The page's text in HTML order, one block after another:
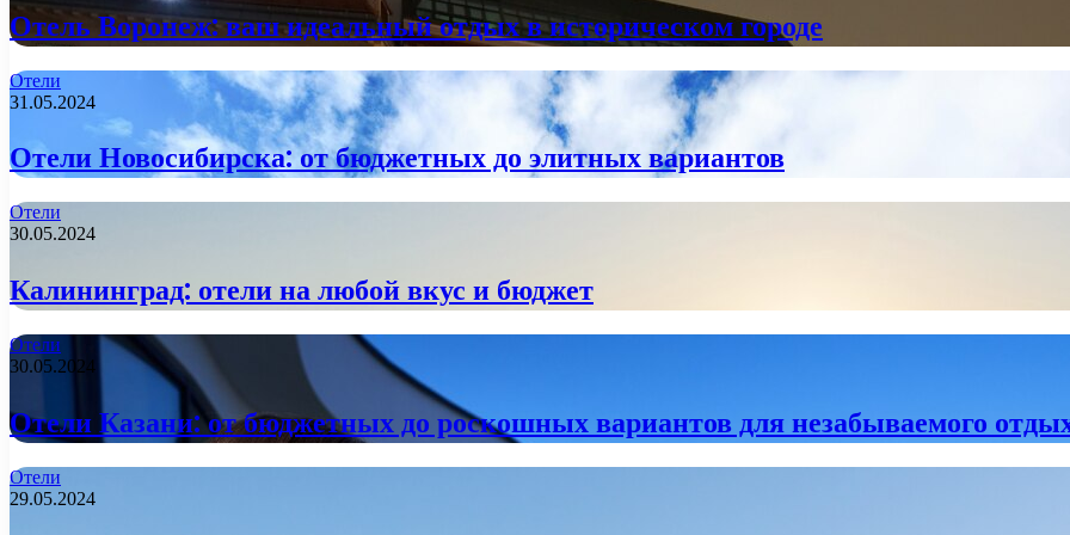
Отель Воронеж: ваш идеальный отдых в историческом городе
Отели
31.05.2024
Отели Новосибирска: от бюджетных до элитных вариантов
Отели
30.05.2024
Калининград: отели на любой вкус и бюджет
Отели
30.05.2024
Отели Казани: от бюджетных до роскошных вариантов для незабываемого
Отели
29.05.2024